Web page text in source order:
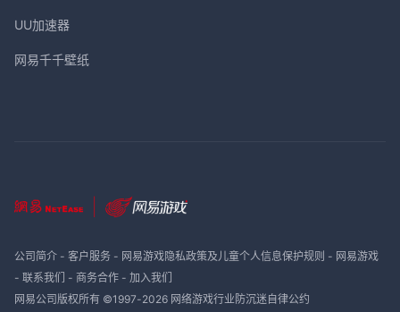
UU加速器
网易千千壁纸
公司简介- 客户服务- 网易游戏隐私政策及儿童个人信息保护规则 - 网易游戏
- 联系我们 - 商务合作- 加入我们
网易公司版权所有 ©1997-2026 网络游戏行业防沉迷自律公约